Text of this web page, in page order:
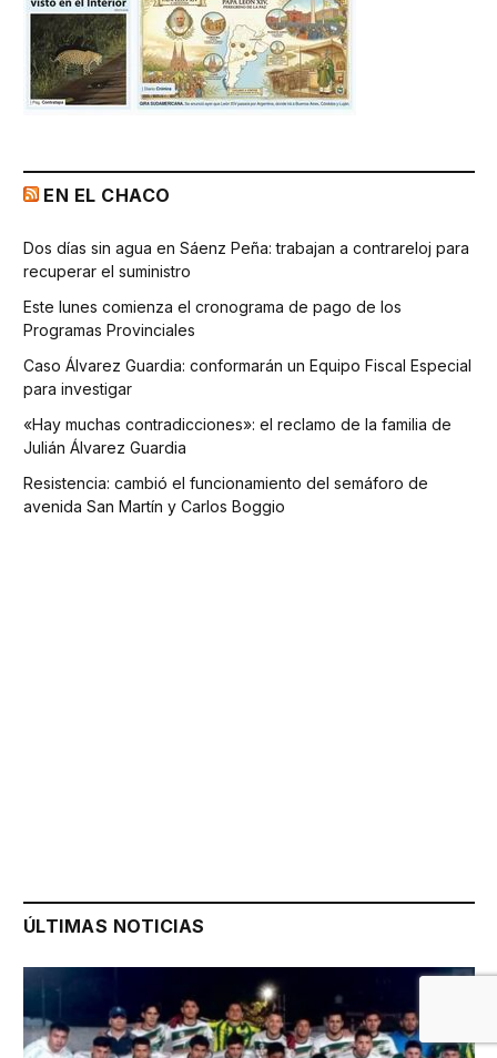
EN EL CHACO
Dos días sin agua en Sáenz Peña: trabajan a contrareloj para
recuperar el suministro
Este lunes comienza el cronograma de pago de los
Programas Provinciales
Caso Álvarez Guardia: conformarán un Equipo Fiscal Especial
para investigar
«Hay muchas contradicciones»: el reclamo de la familia de
Julián Álvarez Guardia
Resistencia: cambió el funcionamiento del semáforo de
avenida San Martín y Carlos Boggio
ÚLTIMAS NOTICIAS